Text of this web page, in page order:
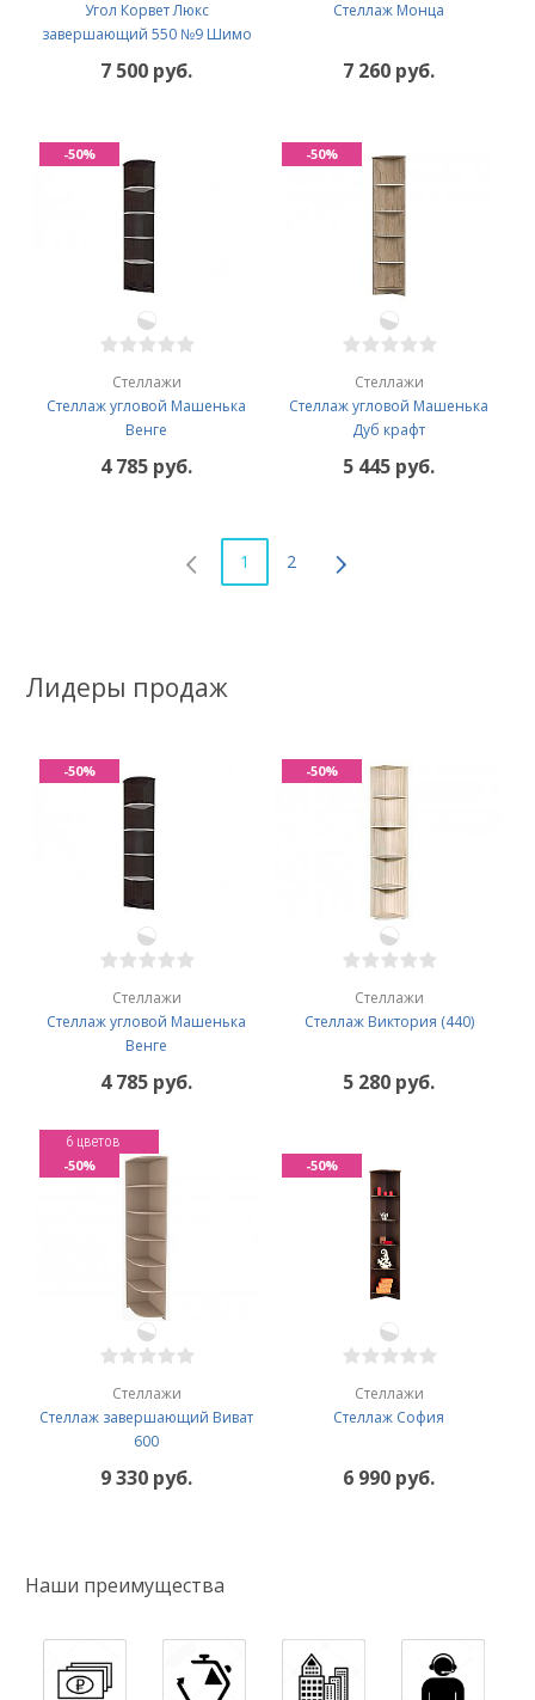
Наши преимущества
Угол Корвет Люкс
завершающий 550 №9 Шимо
7 500 руб.
Стеллаж Монца
7 260 руб.
Стеллажи
Стеллаж угловой Машенька
Венге
4 785 руб.
-50%
Стеллажи
Стеллаж угловой Машенька
Дуб крафт
5 445 руб.
-50%
1 2
Лидеры продаж
Стеллажи
Стеллаж угловой Машенька
Венге
4 785 руб.
-50%
Стеллажи
Стеллаж Виктория (440)
5 280 руб.
-50%
Стеллажи
Стеллаж завершающий Виват
600
6 цветов
9 330 руб.
-50%
Стеллажи
Стеллаж София
6 990 руб.
-50%